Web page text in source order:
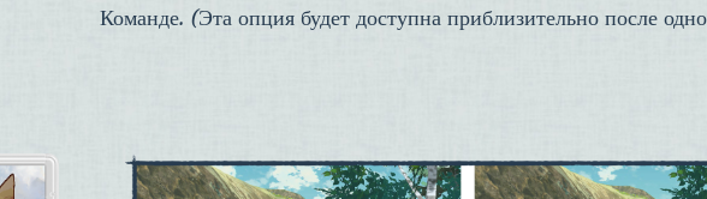
Команде. (Эта опция будет доступна приблизительно после